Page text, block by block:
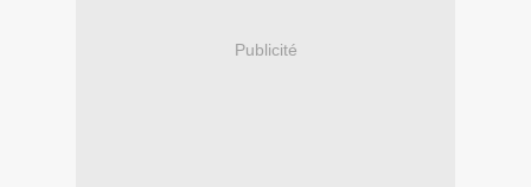
Publicité